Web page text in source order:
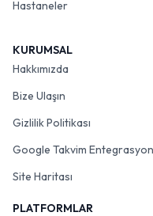
Hastaneler
KURUMSAL
Hakkımızda
Bize Ulaşın
Gizlilik Politikası
Google Takvim
Site Haritası
PLATFORMLAR